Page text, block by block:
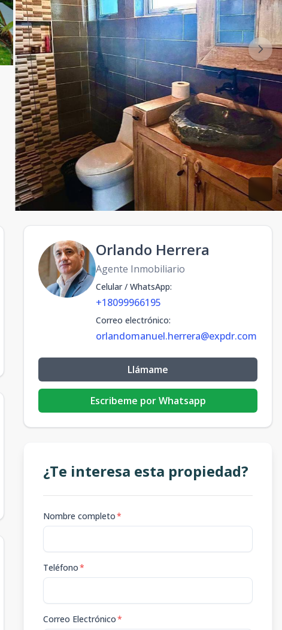
Orlando Herrera
Agente Inmobiliario
Celular / WhatsApp:
+18099966195
Correo electrónico:
orlandomanuel.herrera@expdr.com
Llámame
Escribeme por Whatsapp
¿Te interesa esta propiedad?
Nombre completo*
Teléfono*
Correo Electrónico*